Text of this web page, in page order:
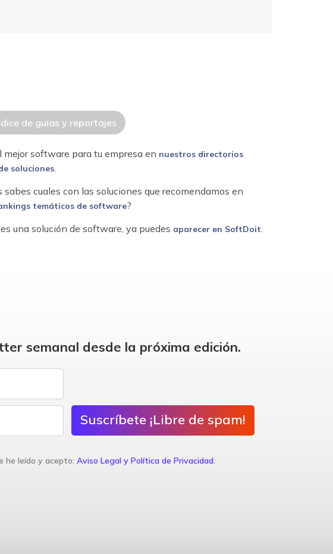
de guías y reportajes
mejor software para tu empresa en nuestros directorios
soluciones.
sabes cuales con las soluciones que recomendamos en
temáticos de software?
una solución de software, ya puedes aparecer en SoftDoit.
semanal desde la próxima edición.
Suscríbete ¡Libre de spam!
he leído y acepto: Aviso Legal y Política de Privacidad.